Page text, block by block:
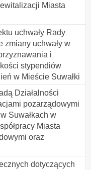
Miasta
uchwały Rady
zmiany uchwały w
i
stypendiów
w Mieście Suwałki
Działalności
pozarządowymi
Suwałkach w
Miasta
oraz
dotyczących